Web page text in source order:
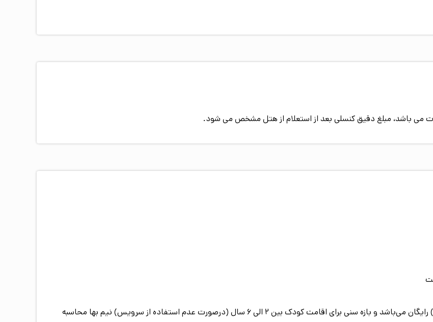
می باشد، مبلغ دقیق کنسلی بعد از استعلام از هتل مشخص می شود.
اقامت کودک زیر 2 سال (درصورت عدم استفاده از سرویس) رایگان می‌باشد و بازه سنی برای اقامت کودک بین 2 الی 6 سال (درصورت عدم استفاده از سرویس) نیم بها محاسبه